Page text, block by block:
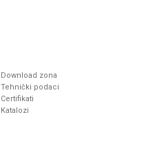
Download zona
Tehnički podaci
Certifikati
Katalozi